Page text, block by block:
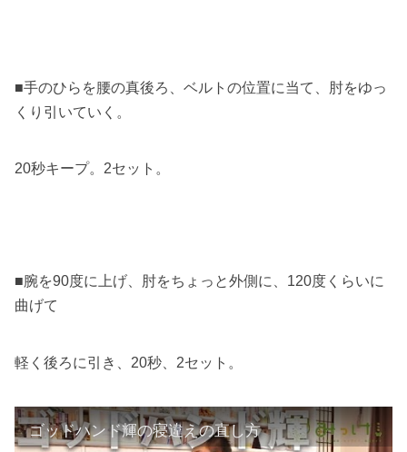
■手のひらを腰の真後ろ、ベルトの位置に当て、肘をゆっ
くり引いていく。
20秒キープ。2セット。
■腕を90度に上げ、肘をちょっと外側に、120度くらいに
曲げて
軽く後ろに引き、20秒、2セット。
ゴッドハンド輝の寝違えの直し方